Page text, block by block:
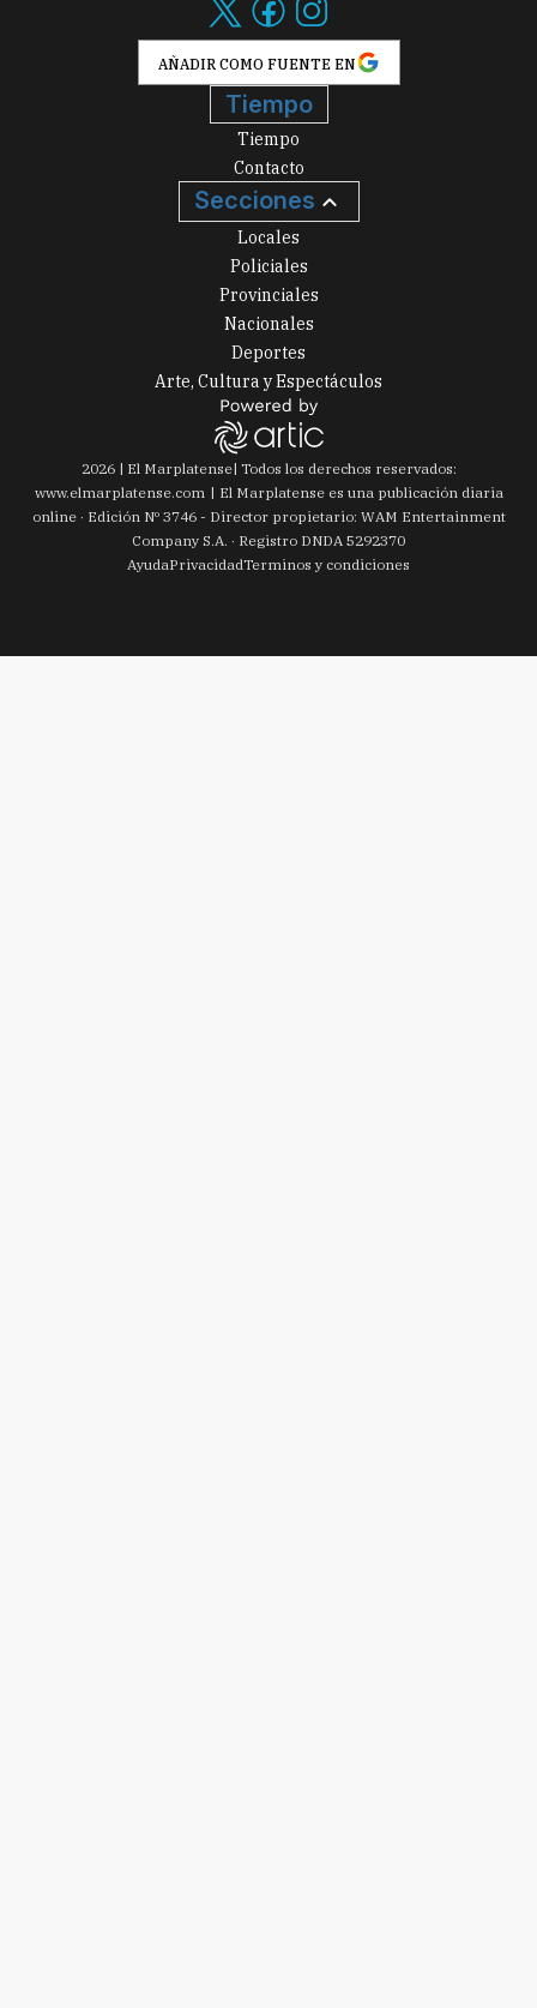
AÑADIR COMO FUENTE EN
Tiempo
Tiempo
Contacto
Secciones
Locales
Policiales
Provinciales
Nacionales
Deportes
Arte, Cultura y Espectáculos
2026| El Marplatense| Todos los derechos reservados:
www.elmarplatense.com
El Marplatense es una publicación diaria
online · Edición Nº 3746- Director propietario: WAM Entertainment
Company S.A. · Registro DNDA 5292370
AyudaPrivacidadTerminos y condiciones